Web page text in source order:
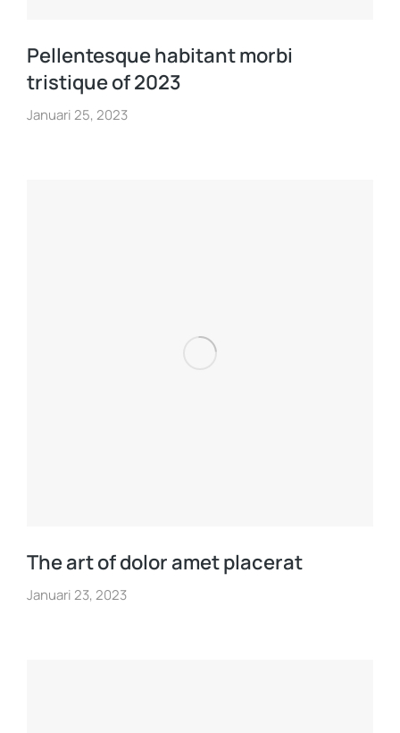
Pellentesque habitant morbi
tristique of 2023
Januari 25, 2023
The art of dolor amet placerat
Januari 23, 2023